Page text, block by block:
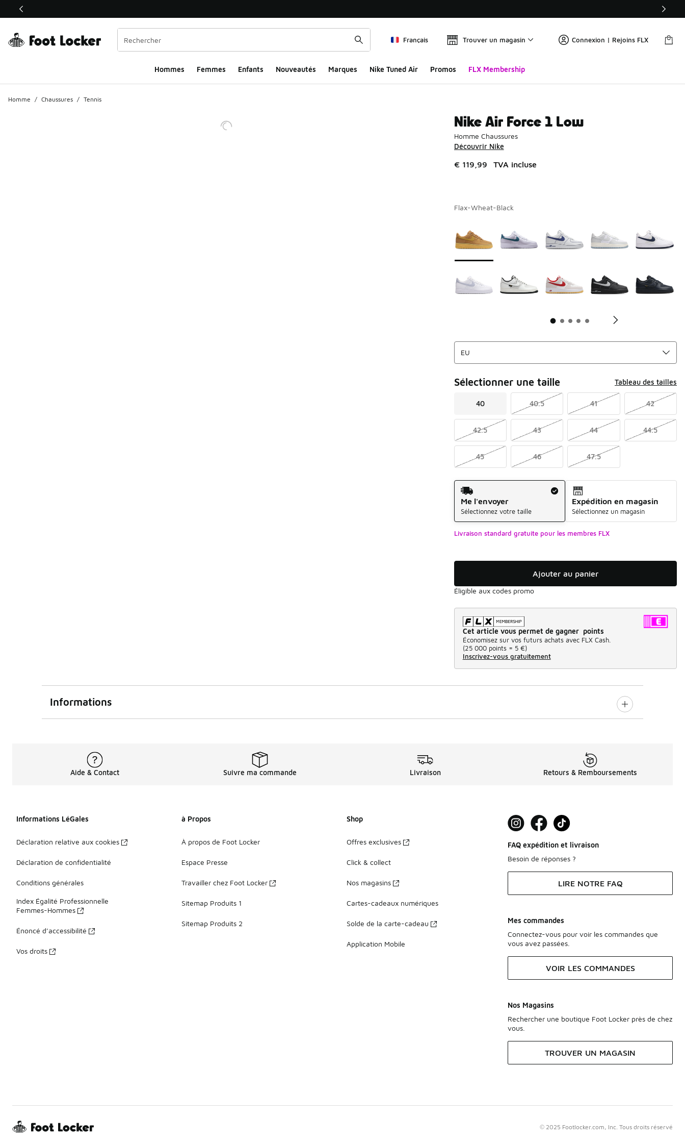
Ce lien ouvrira une nouvelle fenêtre
Français Trouver un magasin Connexion | Rejoins FLX
Hommes​ Femmes Enfants Nouveautés Marques Nike Tuned Air Promos FLX Membership
Homme / Chaussures / Tennis
Nike Air Force 1 Low
Homme Chaussures
Découvrir Nike
€ 119,99 TVA incluse
Flax-Wheat-Black
Sélectionner une taille Tableau des tailles
40 40.5 41 42
42.5 43 44 44.5
45 46 47.5
Mode d'expédition
Me l'envoyer
Sélectionnez votre taille
Expédition en magasin
Sélectionnez un magasin
Livraison standard gratuite pour les membres FLX
Ajouter au panier
Éligible aux codes promo
Cet article vous permet de gagner points
Économisez sur vos futurs achats avec FLX Cash.
(25 000 points = 5 €)
Inscrivez-vous gratuitement
Informations
Aide & Contact Suivre ma commande Livraison Retours & Remboursements
Informations LéGales
Déclaration relative aux cookies
Déclaration de confidentialité
Conditions générales
Index Égalité Professionnelle
Femmes-Hommes
Énoncé d’accessibilité
Vos droits
à Propos
À propos de Foot Locker
Espace Presse
Travailler chez Foot Locker
Sitemap Produits 1
Sitemap Produits 2
Shop
Offres exclusives
Click & collect
Nos magasins
Cartes-cadeaux numériques
Solde de la carte-cadeau
Application Mobile
FAQ expédition et livraison
Besoin de réponses ?
LIRE NOTRE FAQ
Mes commandes
Connectez-vous pour voir les commandes que
vous avez passées.
VOIR LES COMMANDES
Nos Magasins
Rechercher une boutique Foot Locker près de chez
vous.
TROUVER UN MAGASIN
© 2025 Footlocker.com, Inc. Tous droits réservé